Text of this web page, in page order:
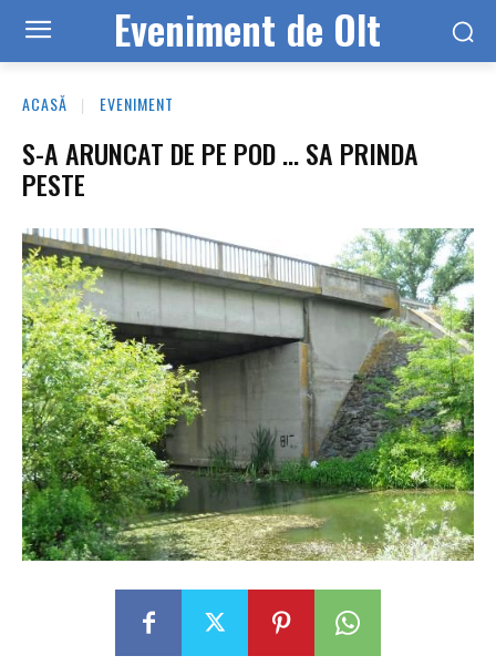
Eveniment de Olt
ACASĂ EVENIMENT
S-A ARUNCAT DE PE POD … SA PRINDA
PESTE